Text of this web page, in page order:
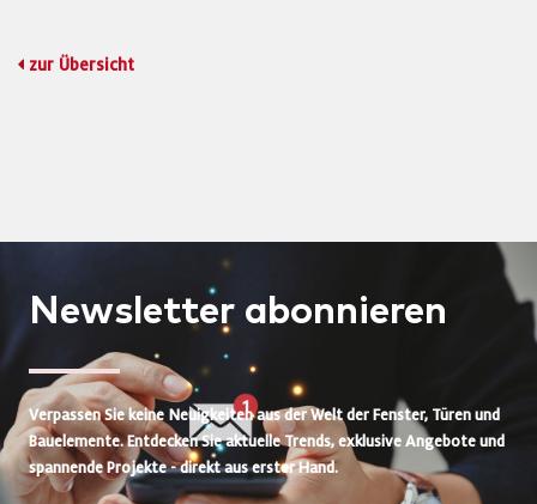
zur Übersicht
Newsletter abonnieren
Verpassen Sie keine Neuigkeiten aus der Welt der Fenster, Türen und
Bauelemente. Entdecken Sie aktuelle Trends, exklusive Angebote und
spannende Projekte - direkt aus erster Hand.